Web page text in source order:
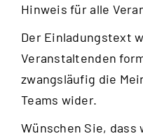
Hinweis für alle
Der Einladungstext
Veranstaltenden
zwangsläufig die
Teams wider.
Wünschen Sie, dass